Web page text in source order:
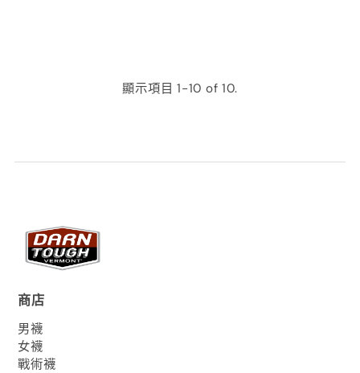
顯示項目 1-10 of 10.
商店
男襪
女襪
戰術襪